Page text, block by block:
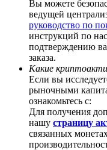
Exclusive for
Register & Trade to
Precious Metals
Trade Gold &
Вы можете
ведущей
руководство по
инструкций по
подтверждению
заказа.
Какие
Если вы
рыночными
ознакомьтесь с:
Для получения
нашу страницу
связанных